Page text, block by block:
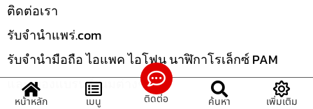
ติดต่อเรา
รับจํานําแพร่.com
รับจำนำมือถือ ไอแพค ไอโฟน นาฬิกาโรเล็กซ์ PAM
และ ของแบรนด์เนมต่างๆ
หน้าหลัก เมนู ติดต่อ ค้นหา เพิ่มเติม